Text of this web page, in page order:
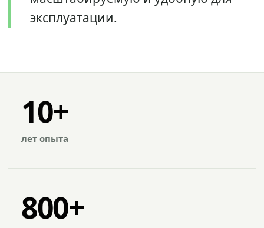
эксплуатации.
10+
лет опыта
800+